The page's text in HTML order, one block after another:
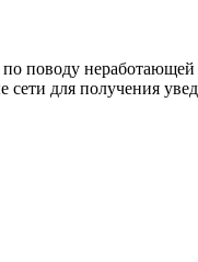
поводу
для получения